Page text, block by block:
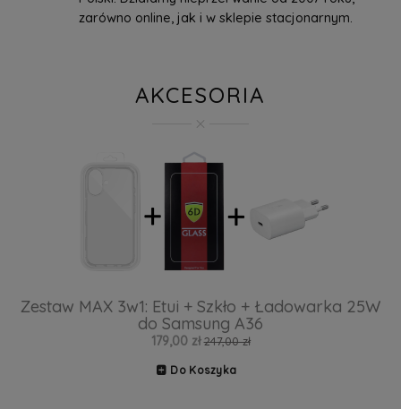
zarówno online, jak i w sklepie stacjonarnym.
AKCESORIA
Zestaw MAX 3w1: Etui + Szkło + Ładowarka 25W
do Samsung A36
179,00 zł 247,00 zł
Do Koszyka